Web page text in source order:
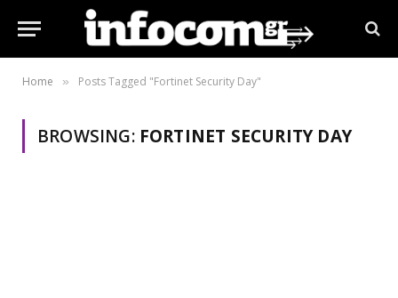
Home » Posts Tagged "Fortinet Security Day"
BROWSING: FORTINET SECURITY DAY